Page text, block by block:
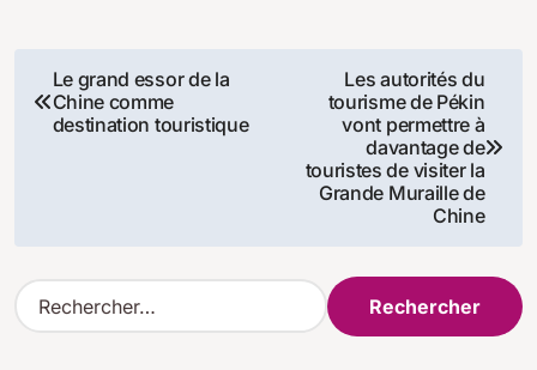
Navigation
de
Le grand essor de la
Chine comme
destination touristique
Les autorités du
tourisme de Pékin
vont permettre à
davantage de
touristes de visiter la
Grande Muraille de
Chine
R
e